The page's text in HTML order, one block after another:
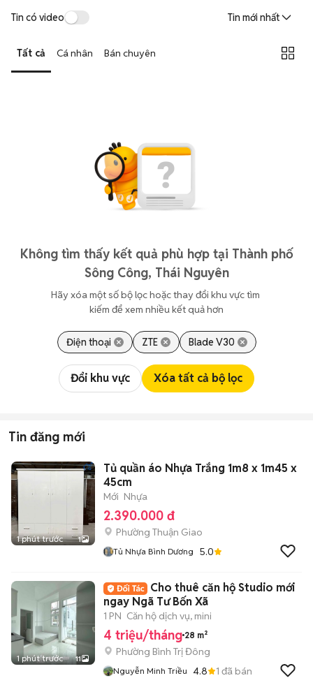
Tin có video Tin mới nhất
Tất cả Cá nhân Bán chuyên
Không tìm thấy kết quả phù hợp tại Thành phố
Sông Công, Thái Nguyên
Hãy xóa một số bộ lọc hoặc thay đổi khu vực tìm
kiếm để xem nhiều kết quả hơn
Điện thoại ZTE Blade V30
Đổi khu vực Xóa tất cả bộ lọc
Tin đăng mới
1 phút trước 1
Tủ quần áo Nhựa Trắng 1m8 x 1m45 x
45cm
Mới Nhựa
2.390.000 đ
Phường Thuận Giao
Tủ Nhựa Bình Dương 5.0
1 phút trước 11
Cho thuê căn hộ Studio mới
ngay Ngã Tư Bốn Xã
1 PN Căn hộ dịch vụ, mini
4 triệu/tháng 28 m²
Phường Bình Trị Đông
Nguyễn Minh Triều 4.8 1 đã bán